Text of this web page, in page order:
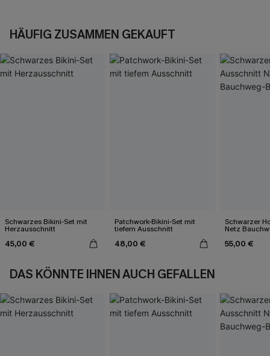
HÄUFIG ZUSAMMEN GEKAUFT
Schwarzes Bikini-Set mit
Herzausschnitt
45,00 €
Patchwork-Bikini-Set mit
tiefem Ausschnitt
48,00 €
Schwarzer
Netz
55,00 €
DAS KÖNNTE IHNEN AUCH GEFALLEN